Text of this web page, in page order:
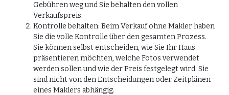
Gebühren weg und Sie behalten den vollen
Verkaufspreis.
Kontrolle behalten: Beim Verkauf ohne Makler haben
Sie die volle Kontrolle über den gesamten Prozess.
Sie können selbst entscheiden, wie Sie Ihr Haus
präsentieren möchten, welche Fotos verwendet
werden sollen und wie der Preis festgelegt wird. Sie
sind nicht von den Entscheidungen oder Zeitplänen
eines Maklers abhängig.